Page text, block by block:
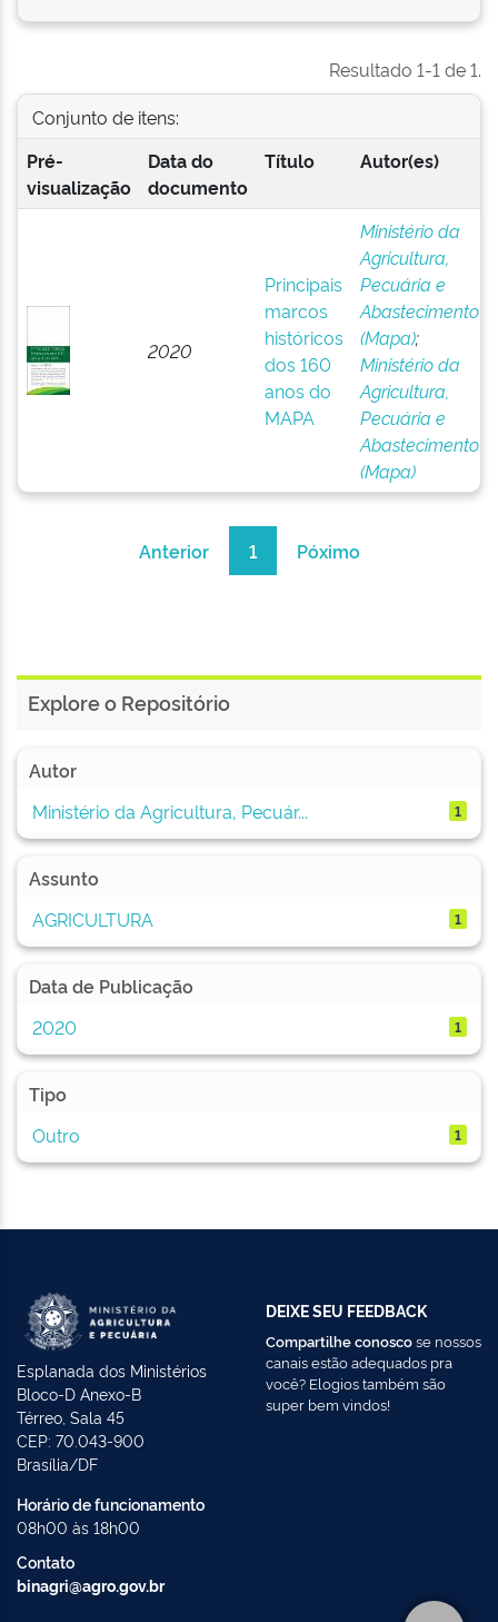
Resultado 1-1 de 1.
Conjunto de itens:
Pré-
visualização
Data do
documento
Título Autor(es)
2020
Principais
marcos
históricos
dos 160
anos do
MAPA
Ministério da
Agricultura,
Pecuária e
Abastecimento
(Mapa);
Ministério da
Agricultura,
Pecuária e
Abastecimento
(Mapa)
Anterior 1 Póximo
Explore o Repositório
Autor
Ministério da Agricultura, Pecuár...
1
Assunto
AGRICULTURA
1
Data de Publicação
2020
1
Tipo
Outro
1
Esplanada dos Ministérios
Bloco-D Anexo-B
Térreo, Sala 45
CEP: 70.043-900
Brasília/DF
Horário de funcionamento
08h00 às 18h00
Contato
binagri@agro.gov.br
DEIXE SEU FEEDBACK
Compartilhe conoscose nossos
canais estão adequados pra
você? Elogios também são
super bem vindos!